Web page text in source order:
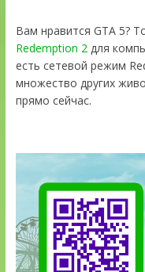
Вам нравится GTA 5?
Redemption 2для
есть сетевой режим
множество других
прямо сейчас.